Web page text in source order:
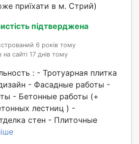
приїхати в м. Стрий)
підтверджена
6 років тому
на сайті 17 днів тому
: - Тротуарная плитка
- Фасадные работы -
- Бетонные работы (+
лестниц ) -
стен - Плиточные